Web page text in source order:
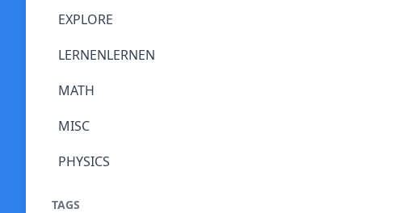
EXPLORE
LERNENLERNEN
MATH
MISC
PHYSICS
TAGS